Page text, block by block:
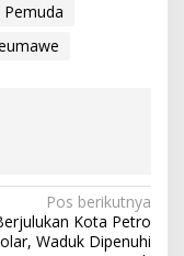
Pemuda
Pos berikutnya
Kota Petro
Waduk Dipenuhi